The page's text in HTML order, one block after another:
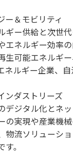
ー＆モビリティ
ギー供給と次世
エネルギー効率
生可能エネルギ
ネルギー企業、
ンダストリーズ
デジタル化とネ
の実現や産業機
物流ソリューシ
。